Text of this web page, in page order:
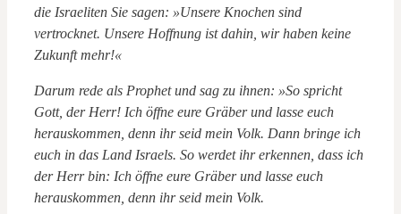
die Israeliten Sie sagen: »Unsere Knochen sind
vertrocknet. Unsere Hoffnung ist dahin, wir haben keine
Zukunft mehr!«
Darum rede als Prophet und sag zu ihnen: »So spricht
Gott, der Herr! Ich öffne eure Gräber und lasse euch
herauskommen, denn ihr seid mein Volk. Dann bringe ich
euch in das Land Israels. So werdet ihr erkennen, dass ich
der Herr bin: Ich öffne eure Gräber und lasse euch
herauskommen, denn ihr seid mein Volk.